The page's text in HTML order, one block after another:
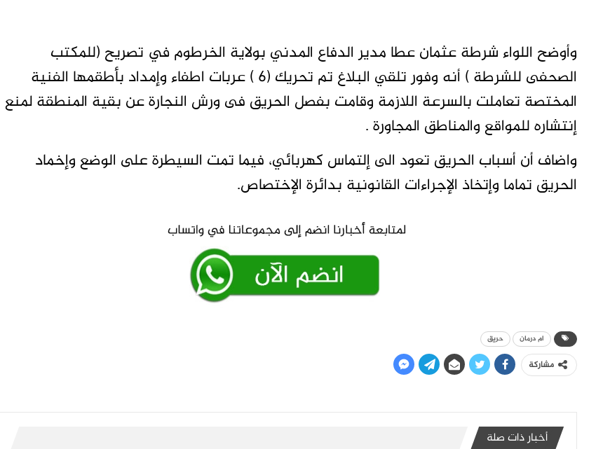
وأوضح اللواء شرطة عثمان عطا مدير الدفاع المدني بولاية الخرطوم في تصريح (للمكتب
الصحفى للشرطة ) أنه وفور تلقي البلاغ تم تحريك (6 ) عربات اطفاء وإمداد بأطقمها الفنية
المختصة تعاملت بالسرعة اللازمة وقامت بفصل الحريق فى ورش النجارة عن بقية المنطقة لمنع
إنتشاره للمواقع والمناطق المجاورة .
واضاف أن أسباب الحريق تعود الى إلتماس كهربائي، فيما تمت السيطرة على الوضع وإخماد
الحريق تماما وإتخاذ الإجراءات القانونية بدائرة الإختصاص.
ام درمان حريق
مشاركة
أخبار ذات صلة